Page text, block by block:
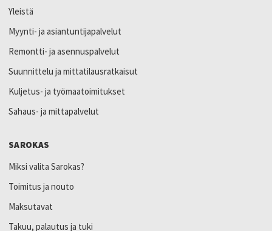
Yleistä
Myynti- ja asiantuntijapalvelut
Remontti- ja asennuspalvelut
Suunnittelu ja mittatilausratkaisut
Kuljetus- ja työmaatoimitukset
Sahaus- ja mittapalvelut
SAROKAS
Miksi valita Sarokas?
Toimitus ja nouto
Maksutavat
Takuu, palautus ja tuki